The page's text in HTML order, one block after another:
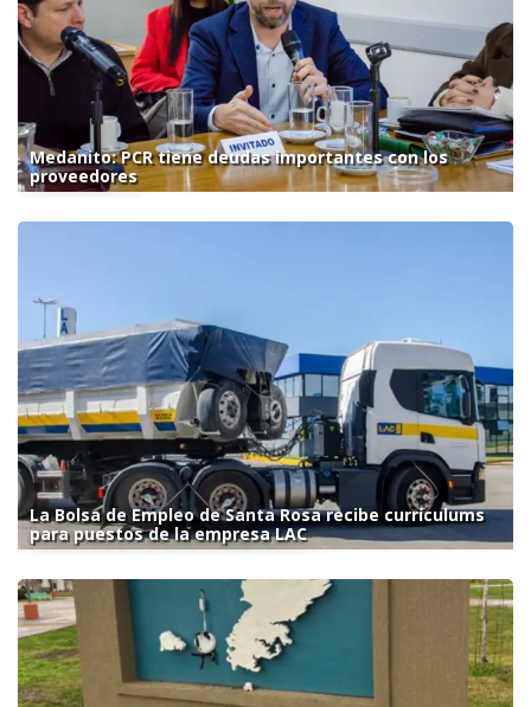
Medanito: PCR tiene deudas importantes con los
proveedores
La Bolsa de Empleo de Santa Rosa recibe currículums
para puestos de la empresa LAC